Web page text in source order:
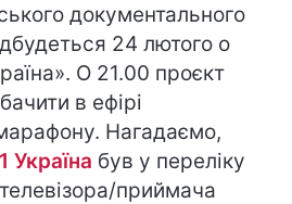
документального
24 лютого о
О 21.00 проєкт
в ефірі
Нагадаємо,
Україна був у переліку
приймача